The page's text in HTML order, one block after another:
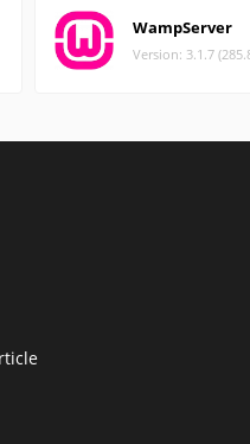
WampServer
Version: 3.1.7